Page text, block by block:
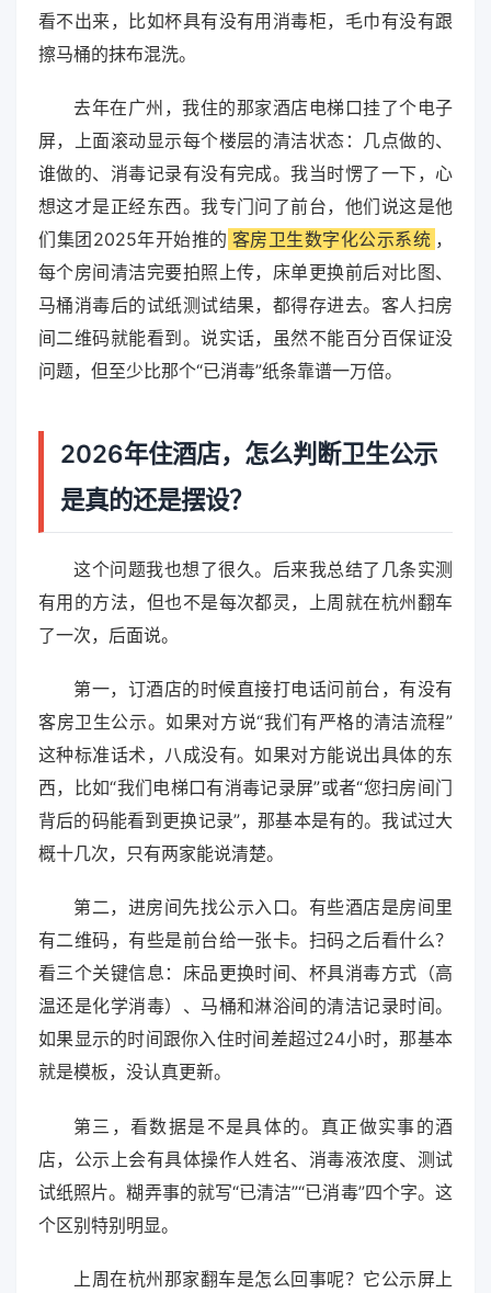
看不出来，比如杯具有没有用消毒柜，毛巾有没有跟
擦马桶的抹布混洗。
去年在广州，我住的那家酒店电梯口挂了个电子
屏，上面滚动显示每个楼层的清洁状态：几点做的、
谁做的、消毒记录有没有完成。我当时愣了一下，心
想这才是正经东西。我专门问了前台，他们说这是他
们集团2025年开始推的 客房卫生数字化公示系统 ，
每个房间清洁完要拍照上传，床单更换前后对比图、
马桶消毒后的试纸测试结果，都得存进去。客人扫房
间二维码就能看到。说实话，虽然不能百分百保证没
问题，但至少比那个“已消毒”纸条靠谱一万倍。
2026年住酒店，怎么判断卫生公示
是真的还是摆设？
这个问题我也想了很久。后来我总结了几条实测
有用的方法，但也不是每次都灵，上周就在杭州翻车
了一次，后面说。
第一，订酒店的时候直接打电话问前台，有没有
客房卫生公示。如果对方说“我们有严格的清洁流程”
这种标准话术，八成没有。如果对方能说出具体的东
西，比如“我们电梯口有消毒记录屏”或者“您扫房间门
背后的码能看到更换记录”，那基本是有的。我试过大
概十几次，只有两家能说清楚。
第二，进房间先找公示入口。有些酒店是房间里
有二维码，有些是前台给一张卡。扫码之后看什么？
看三个关键信息：床品更换时间、杯具消毒方式（高
温还是化学消毒）、马桶和淋浴间的清洁记录时间。
如果显示的时间跟你入住时间差超过24小时，那基本
就是模板，没认真更新。
第三，看数据是不是具体的。真正做实事的酒
店，公示上会有具体操作人姓名、消毒液浓度、测试
试纸照片。糊弄事的就写“已清洁”“已消毒”四个字。这
个区别特别明显。
上周在杭州那家翻车是怎么回事呢？它公示屏上